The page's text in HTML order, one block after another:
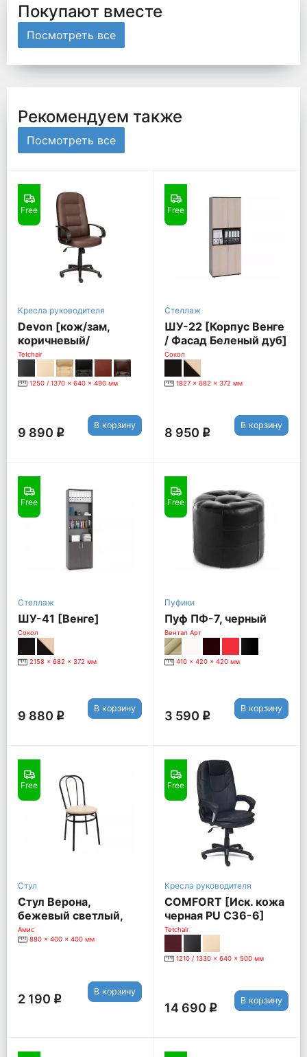
Покупают вместе
Посмотреть все
Рекомендуем также
Посмотреть все
Free
Кресла руководителя
Devon [кож/зам,
коричневый/
коричневый
перфорированный,
36-36/36-36/06]
Tetchair
1250 / 1370 x 640 x 490 мм
9 890 q
В корзину
Free
Стеллаж
ШУ-22 [Корпус Венге
/ Фасад Беленый дуб]
Сокол
1827 x 682 x 372 мм
8 950 q
В корзину
Free
Стеллаж
ШУ-41 [Венге]
Сокол
2158 x 682 x 372 мм
9 880 q
В корзину
Free
Пуфики
Пуф ПФ-7, черный
Вентал Арт
410 x 420 x 420 мм
3 590 q
В корзину
Free
Стул
Стул Верона,
бежевый светлый,
кожзам / каркас
металлик
Амис
880 x 400 x 400 мм
2 190 q
В корзину
Free
Кресла руководителя
COMFORT [Иск. кожа
черная PU C36-6]
Tetchair
1210 / 1330 x 640 x 500 мм
14 690 q
В корзину